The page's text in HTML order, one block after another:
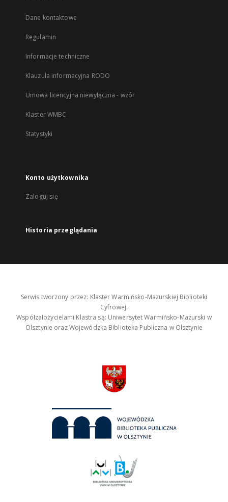
Dane kontaktowe
Regulamin
Informacje techniczne
Klauzula informacyjna RODO
Umowa licencyjna niewyłączna - wzór
Klaster WMBC
Statystyki
Konto użytkownika
Zaloguj się
Historia przeglądania
Serwis tworzony przez: Klaster Warmińsko-Mazurskiej Biblioteki
Cyfrowej.
Współzałożycielami Klastra są: Uniwersytet Warmińsko-Mazurski w
Olsztynie oraz Wojewódzka Biblioteka Publiczna w Olsztynie